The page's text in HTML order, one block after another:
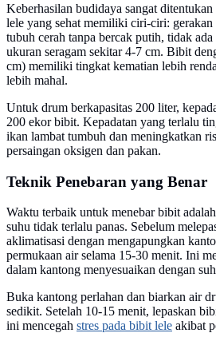
Keberhasilan budidaya sangat
lele yang sehat memiliki ciri-ciri:
tubuh cerah tanpa bercak putih, tidak
ukuran seragam sekitar 4-7 cm. Bibit
cm) memiliki tingkat kematian lebih
lebih mahal.
Untuk drum berkapasitas 200 liter,
200 ekor bibit. Kepadatan yang terlalu
ikan lambat tumbuh dan meningkatkan
persaingan oksigen dan pakan.
Teknik Penebaran yang Benar
Waktu terbaik untuk menebar bibit
suhu tidak terlalu panas. Sebelum
aklimatisasi dengan mengapungkan
permukaan air selama 15-30 menit. Ini
dalam kantong menyesuaikan dengan
Buka kantong perlahan dan biarkan air
sedikit. Setelah 10-15 menit, lepaskan
ini mencegah stres pada bibit lele akibat